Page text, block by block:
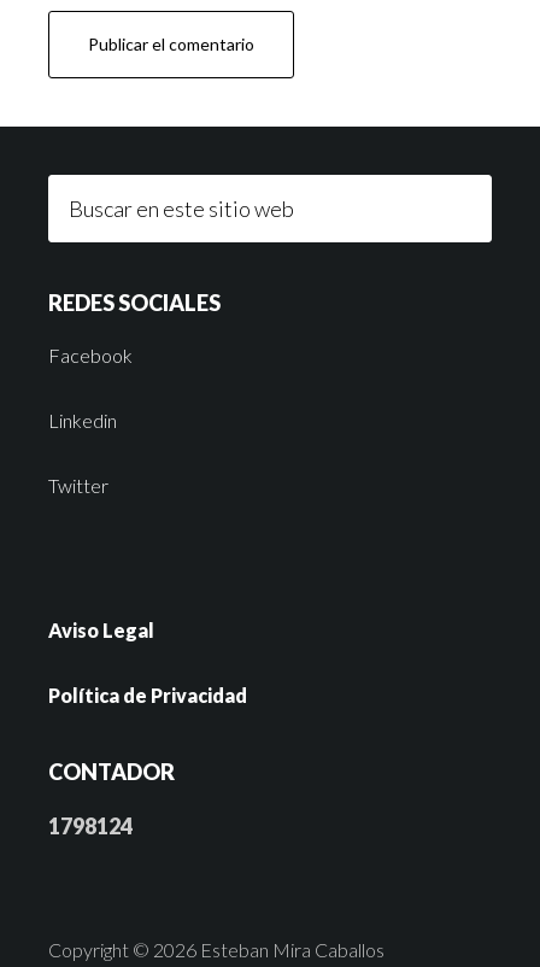
REDES SOCIALES
Facebook
Linkedin
Twitter
Aviso Legal
Política de Privacidad
CONTADOR
1798124
Copyright © 2026 Esteban Mira Caballos